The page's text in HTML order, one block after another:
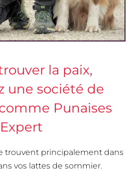
la paix,
une société de
Punaises
Expert
trouvent principalement dans
vos lattes de sommier.